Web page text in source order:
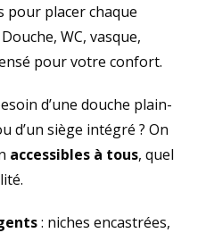
pour placer chaque
WC, vasque,
pour votre confort.
d’une douche plain-
d’un siège intégré ? On
accessibles à tous, quel
: niches encastrées,